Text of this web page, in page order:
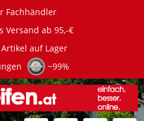
Fachhändler
Versand ab 95,-€
auf Lager
~99%